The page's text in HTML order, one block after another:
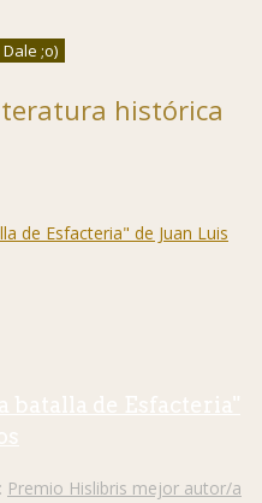
histórica
batalla de Esfacteria"
Premio Hislibris mejor autor/a